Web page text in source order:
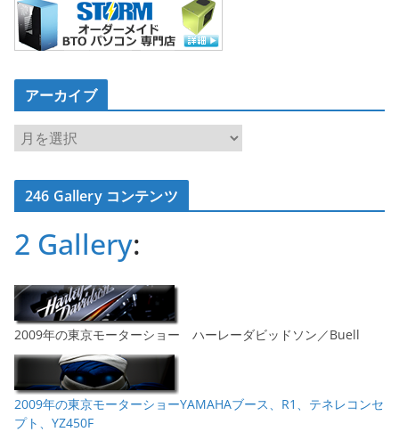
アーカイブ
ア
ー
カ
イ246 Gallery コンテンツ
2 Gallery:
2009年の東京モーターショー ハーレーダビッドソン／Buell
2009年の東京モーターショーYAMAHAブース、R1、テネレコンセ
プト、YZ450F